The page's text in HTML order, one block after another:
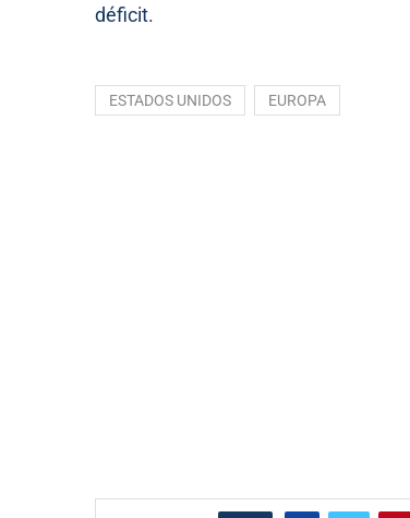
déficit.
ESTADOS UNIDOS EUROPA